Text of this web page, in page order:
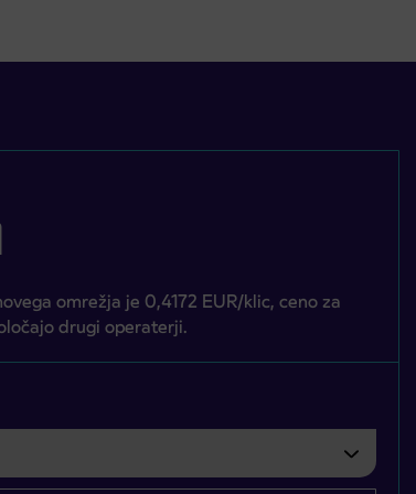
omrežja je 0,4172 EUR/klic, ceno za
drugi operaterji.